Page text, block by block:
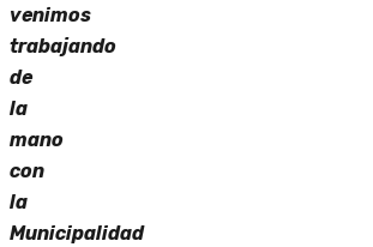
venimos
trabajando
de
la
mano
con
la
Municipalidad